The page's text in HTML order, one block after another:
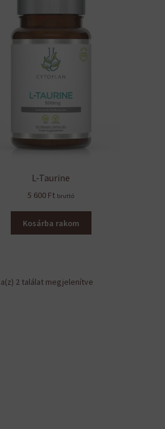
L-Taurine
5 600 Ft bruttó
Kosárba rakom
2 találat megjelenítve